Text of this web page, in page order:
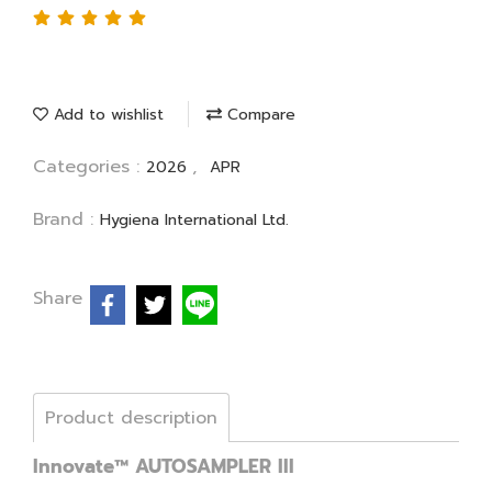
Add to wishlist Compare
Categories : 2026 , APR
Brand : Hygiena International Ltd.
Share
Product description
Innovate™ AUTOSAMPLER III